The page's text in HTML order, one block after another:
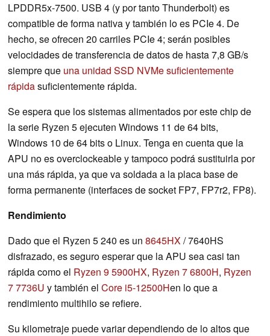
LPDDR5x-7500. USB 4 (y por tanto Thunderbolt) es
compatible de forma nativa y también lo es PCIe 4. De
hecho, se ofrecen 20 carriles PCIe 4; serán posibles
velocidades de transferencia de datos de hasta 7,8 GB/s
siempre que una unidad SSD NVMe suficientemente
rápidasuficientemente rápida.
Se espera que los sistemas alimentados por este chip de
la serie Ryzen 5 ejecuten Windows 11 de 64 bits,
Windows 10 de 64 bits o Linux. Tenga en cuenta que la
APU no es overclockeable y tampoco podrá sustituirla por
una más rápida, ya que va soldada a la placa base de
forma permanente (interfaces de socket FP7, FP7r2, FP8).
Rendimiento
Dado que el Ryzen 5 240 es un 8645HX/ 7640HS
disfrazado, es seguro esperar que la APU sea casi tan
rápida como el Ryzen 9 5900HX, Ryzen 7 6800H, Ryzen
7 7736U y también el Core i5-12500Hen lo que a
rendimiento multihilo se refiere.
Su kilometraje puede variar dependiendo de lo altos que